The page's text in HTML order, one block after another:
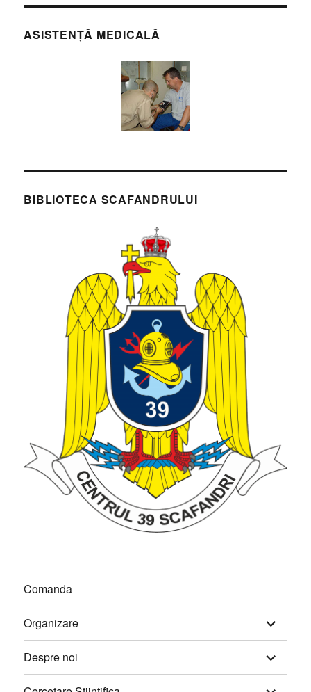
ASISTENȚĂ MEDICALĂ
BIBLIOTECA SCAFANDRULUI
Comanda
Organizare extinde
meniul
copil
Despre noi
extinde
meniul
copil
extinde